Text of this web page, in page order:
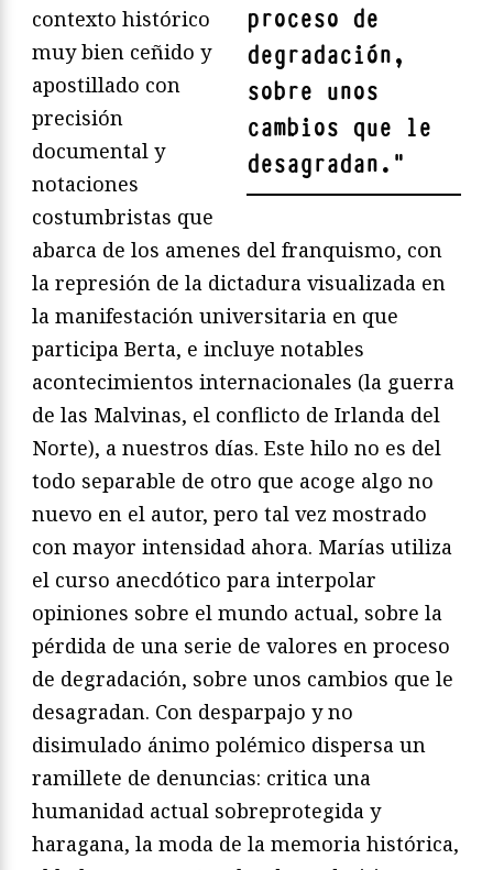
proceso de
degradación,
sobre unos
cambios que le
desagradan. "
contexto histórico
muy bien ceñido y
apostillado con
precisión
documental y
notaciones
costumbristas que
abarca de los amenes del franquismo, con
la represión de la dictadura visualizada en
la manifestación universitaria en que
participa Berta, e incluye notables
acontecimientos internacionales (la guerra
de las Malvinas, el conflicto de Irlanda del
Norte), a nuestros días. Este hilo no es del
todo separable de otro que acoge algo no
nuevo en el autor, pero tal vez mostrado
con mayor intensidad ahora. Marías utiliza
el curso anecdótico para interpolar
opiniones sobre el mundo actual, sobre la
pérdida de una serie de valores en proceso
de degradación, sobre unos cambios que le
desagradan. Con desparpajo y no
disimulado ánimo polémico dispersa un
ramillete de denuncias: critica una
humanidad actual sobreprotegida y
haragana, la moda de la memoria histórica,